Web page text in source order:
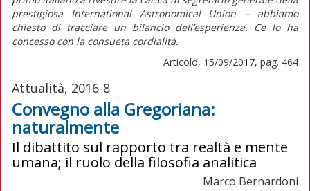
prestigiosa International Astronomical Union – abbiamo
chiesto di tracciare un bilancio dell’esperienza. Ce lo ha
concesso con la consueta cordialità.
Articolo, 15/09/2017, pag. 464
Attualità, 2016-8
Convegno alla Gregoriana:
naturalmente
Il dibattito sul rapporto tra realtà e mente
umana; il ruolo della filosofia analitica
Marco Bernardoni